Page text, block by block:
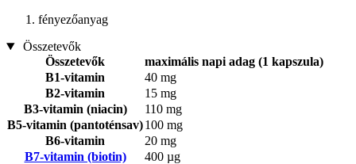
fényezőanyag
Összetevők
Összetevők
maximális napi adag (1 kapszula)
B1-vitamin
40 mg
B2-vitamin
15 mg
B3-vitamin (niacin)
110 mg
B5-vitamin (pantoténsav)100 mg
B6-vitamin
20 mg
B7-vitamin (biotin)
400 µg